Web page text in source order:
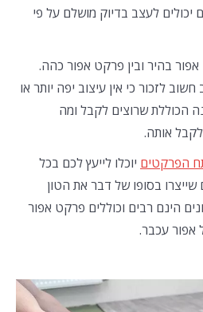
יכולים לעצב בדיוק מושלם על פי
בהיר ובין פרקט אפור כהה.
לזכור כי אין עיצוב יפה יותר או
הכוללת שרוצים לקבל ומה
אותה.
הפרקטים יוכלו לייעץ לכם בכל
שייצרו בסופו של דבר את הטון
הינם רבים וכוללים פרקט אפור
אפור עכבר.